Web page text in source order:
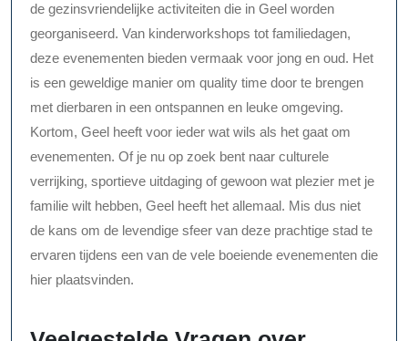
de gezinsvriendelijke activiteiten die in Geel worden
georganiseerd. Van kinderworkshops tot familiedagen,
deze evenementen bieden vermaak voor jong en oud. Het
is een geweldige manier om quality time door te brengen
met dierbaren in een ontspannen en leuke omgeving.
Kortom, Geel heeft voor ieder wat wils als het gaat om
evenementen. Of je nu op zoek bent naar culturele
verrijking, sportieve uitdaging of gewoon wat plezier met je
familie wilt hebben, Geel heeft het allemaal. Mis dus niet
de kans om de levendige sfeer van deze prachtige stad te
ervaren tijdens een van de vele boeiende evenementen die
hier plaatsvinden.